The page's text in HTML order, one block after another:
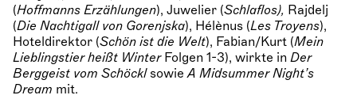
(Hoffmanns Erzählungen), Juwelier (Schlaflos), Rajdelj
(Die Nachtigall von Gorenjska), Hélènus (Les Troyens),
Hoteldirektor (Schön ist die Welt), Fabian/Kurt (Mein
Lieblingstier heißt WinterFolgen 1-3), wirkte in Der
Berggeist vom Schöckl sowie A Midsummer Night’s
Dream mit.